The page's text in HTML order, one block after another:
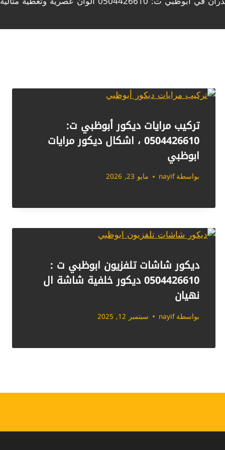
تركيب مرايات ديكور أبوظبي ت:
0504426610 ، اشكال ديكور مرايات
ابوظبي
بواسطةnayif مايو 23, 2026
ديكور شاشات تلفزيون ابوظبي ت :
0504426610 ديكور خلفية شاشة ال
نهيان
بواسطةnayif سبتمبر 12, 2025